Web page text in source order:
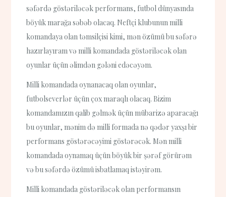
səfərdə göstəriləcək performans, futbol dünyasında
böyük marağa səbəb olacaq. Neftçi klubunun milli
komandaya olan təmsilçisi kimi, mən özümü bu səfərə
hazırlayıram və milli komandada göstəriləcək olan
oyunlar üçün əlimdən gələni edəcəyəm.
Milli komandada oynanacaq olan oyunlar,
futbolseverlər üçün çox maraqlı olacaq. Bizim
komandamızın qalib gəlmək üçün mübarizə aparacağı
bu oyunlar, mənim də milli formada nə qədər yaxşı bir
performans göstərəcəyimi göstərəcək. Mən milli
komandada oynamaq üçün böyük bir şərəf görürəm
və bu səfərdə özümü isbatlamaq istəyirəm.
Milli komandada göstəriləcək olan performansın